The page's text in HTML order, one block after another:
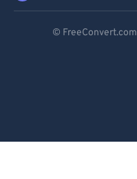
© FreeConvert.com